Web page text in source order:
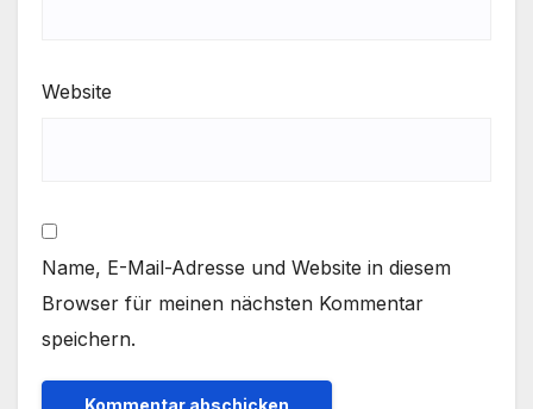
Website
Name, E-Mail-Adresse und Website in diesem
Browser für meinen nächsten Kommentar
speichern.